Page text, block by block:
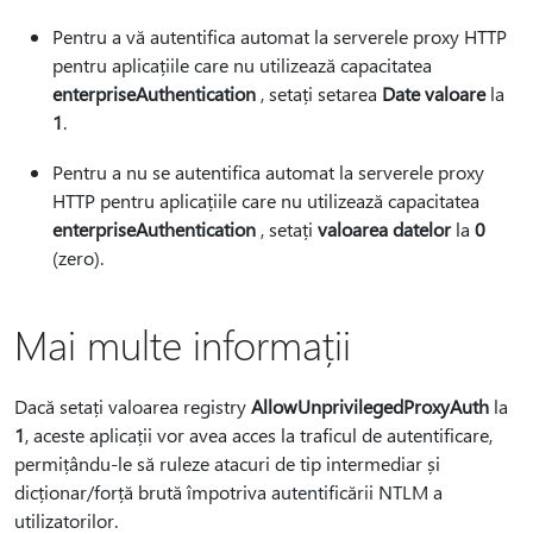
Pentru a vă autentifica automat la serverele proxy HTTP
pentru aplicațiile care nu utilizează capacitatea
enterpriseAuthentication , setați setarea Date valoarela
1.
Pentru a nu se autentifica automat la serverele proxy
HTTP pentru aplicațiile care nu utilizează capacitatea
enterpriseAuthentication , setați valoarea datelorla 0
(zero).
Mai multe informații
Dacă setați valoarea registryAllowUnprivilegedProxyAuth la
1, aceste aplicații vor avea acces la traficul de autentificare,
permițându-le să ruleze atacuri de tip intermediar și
dicționar/forță brută împotriva autentificării NTLM a
utilizatorilor.